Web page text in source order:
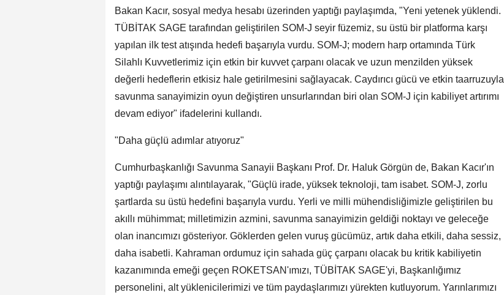
Bakan Kacır, sosyal medya hesabı üzerinden yaptığı paylaşımda, "Yeni yetenek yüklendi.
TÜBİTAK SAGE tarafından geliştirilen SOM-J seyir füzemiz, su üstü bir platforma karşı
yapılan ilk test atışında hedefi başarıyla vurdu. SOM-J; modern harp ortamında Türk
Silahlı Kuvvetlerimiz için etkin bir kuvvet çarpanı olacak ve uzun menzilden yüksek
değerli hedeflerin etkisiz hale getirilmesini sağlayacak. Caydırıcı gücü ve etkin taarruzuyla
savunma sanayimizin oyun değiştiren unsurlarından biri olan SOM-J için kabiliyet artırımı
devam ediyor" ifadelerini kullandı.
"Daha güçlü adımlar atıyoruz"
Cumhurbaşkanlığı Savunma Sanayii Başkanı Prof. Dr. Haluk Görgün de, Bakan Kacır'ın
yaptığı paylaşımı alıntılayarak, "Güçlü irade, yüksek teknoloji, tam isabet. SOM-J, zorlu
şartlarda su üstü hedefini başarıyla vurdu. Yerli ve milli mühendisliğimizle geliştirilen bu
akıllı mühimmat; milletimizin azmini, savunma sanayimizin geldiği noktayı ve geleceğe
olan inancımızı gösteriyor. Göklerden gelen vuruş gücümüz, artık daha etkili, daha sessiz,
daha isabetli. Kahraman ordumuz için sahada güç çarpanı olacak bu kritik kabiliyetin
kazanımında emeği geçen ROKETSAN'ımızı, TÜBİTAK SAGE'yi, Başkanlığımız
personelini, alt yüklenicilerimizi ve tüm paydaşlarımızı yürekten kutluyorum. Yarınlarımızı